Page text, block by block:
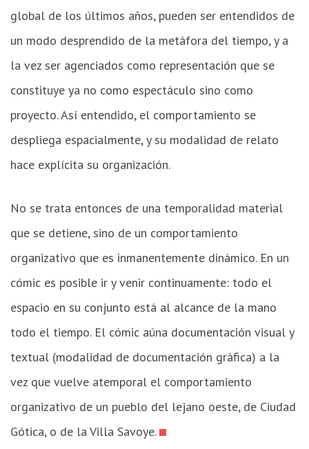
global de los últimos años, pueden ser entendidos de
un modo desprendido de la metáfora del tiempo, y a
la vez ser agenciados como representación que se
constituye ya no como espectáculo sino como
proyecto. Así entendido, el comportamiento se
despliega espacialmente, y su modalidad de relato
hace explícita su organización.
No se trata entonces de una temporalidad material
que se detiene, sino de un comportamiento
organizativo que es inmanentemente dinámico. En un
cómic es posible ir y venir continuamente: todo el
espacio en su conjunto está al alcance de la mano
todo el tiempo. El cómic aúna documentación visual y
textual (modalidad de documentación gráfica) a la
vez que vuelve atemporal el comportamiento
organizativo de un pueblo del lejano oeste, de Ciudad
Gótica, o de la Villa Savoye.